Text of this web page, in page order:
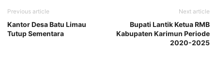
Previous article
Kantor Desa Batu Limau
Tutup Sementara
Next article
Bupati Lantik Ketua RMB
Kabupaten Karimun Periode
2020-2025